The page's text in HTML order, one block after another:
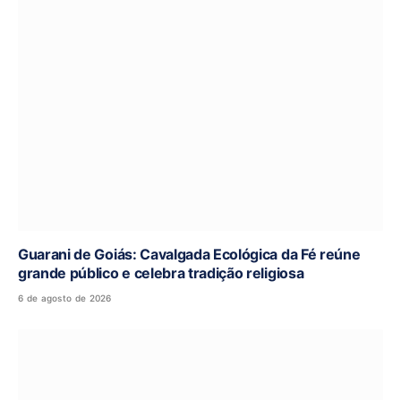
Guarani de Goiás: Cavalgada Ecológica da Fé reúne
grande público e celebra tradição religiosa
6 de agosto de 2026